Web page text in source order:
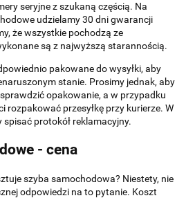
seryjne z szukaną częścią. Na
udzielamy 30 dni gwarancji
że wszystkie pochodzą ze
są z najwyższą starannością.
pakowane do wysyłki, aby
stanie. Prosimy jednak, aby
opakowanie, a w przypadku
rozpakować przesyłkę przy kurierze. W
spisać protokół reklamacyjny.
- cena
szyba samochodowa? Niestety, nie
odpowiedzi na to pytanie. Koszt